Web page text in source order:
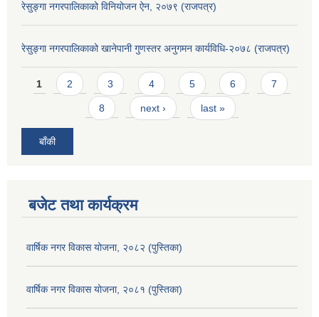
रेसुङ्गा नगरपालिकाको विनियोजन ऐन, २०७९ (राजपत्र)
रेसुङ्गा नगरपालिकाको खानेपानी गुणस्तर अनुगमन कार्यविधि-२०७८ (राजपत्र)
Pages
1 2 3 4 5 6 7
8 next › last »
बाँकी
बजेट तथा कार्यक्रम
वार्षिक नगर विकास योजना, २०८२ (पुस्तिका)
वार्षिक नगर विकास योजना, २०८१ (पुस्तिका)